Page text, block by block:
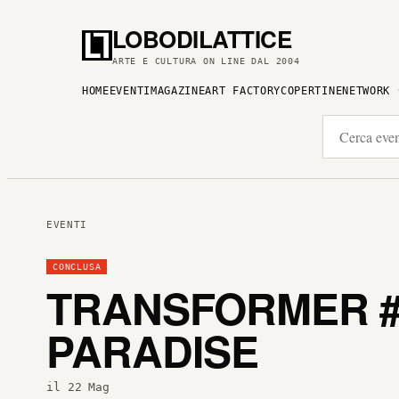
LOBODILATTICE
ARTE E CULTURA ON LINE DAL 2004
HOME EVENTI MAGAZINEART FACTORYCOPERTINENETWORK
EVENTI
CONCLUSA
TRANSFORMER
PARADISE
il 22 Mag